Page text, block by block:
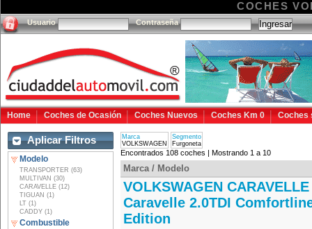
COCHES
Usuario Contraseña
Home Coches de Ocasión Coches Nuevos Coches Km 0 Coches
Aplicar Filtros
Modelo
TRANSPORTER (63)
MULTIVAN (30)
CARAVELLE (12)
TIGUAN (1)
LT (1)
CADDY (1)
Combustible
Marca
VOLKSWAGEN
Segmento
Furgoneta
Encontrados 108 coches | Mostrando 1 a 10
Marca / Modelo
VOLKSWAGEN
Caravelle 2.0TDI
Edition